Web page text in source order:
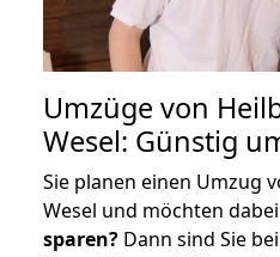
Umzüge von
Wesel: Günstig
Sie planen einen Umzug
Wesel und möchten
sparen? Dann sind Sie